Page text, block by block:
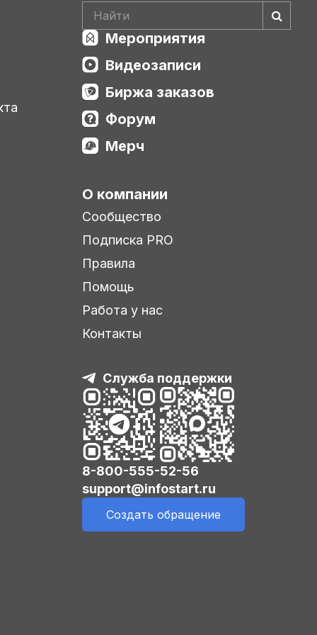
Федай, разработчик программ
управления документами» и какие еще
создании службы делопроизводства.
Урок будет полезен методологам-
аналитикам.
Мероприятия
Видеозаписи
Биржа заказов
Форум
Мерч
О компании
Сообщество
Подписка PRO
Правила
Помощь
Работа у нас
Контакты
Служба поддержки
8-800-555-52-56
support@infostart.ru
Создать обращение